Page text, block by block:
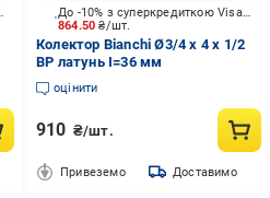
864.50₴/шт.
До -10% з суперкредиткою Visa Вигода
Колектор Bianchi Ø3/4 х 4 х 1/2
ВР латунь I=36 мм
оцінити
910 ₴/шт.
Привеземо Доставимо